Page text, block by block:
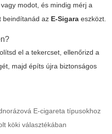
modot, és mindig mérj a
beindítanád az E-Sigara eszközt.
el a tekercset, ellenőrizd a
majd építs újra biztonságos
E-cigareta típusokhoz
köki választékában